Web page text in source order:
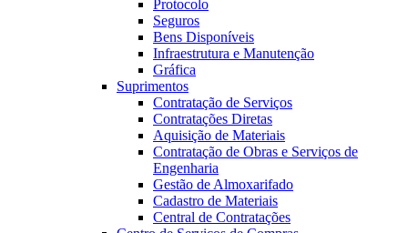
Protocolo
Seguros
Bens Disponíveis
Infraestrutura e Manutenção
Gráfica
Suprimentos
Contratação de Serviços
Contratações Diretas
Aquisição de Materiais
Contratação de Obras e Serviços de
Engenharia
Gestão de Almoxarifado
Cadastro de Materiais
Central de Contratações